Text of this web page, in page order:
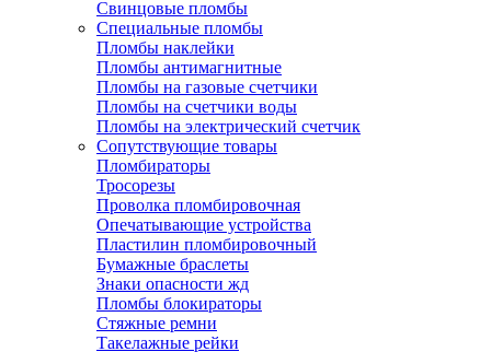
Свинцовые пломбы
Специальные пломбы
Пломбы наклейки
Пломбы антимагнитные
Пломбы на газовые счетчики
Пломбы на счетчики воды
Пломбы на электрический счетчик
Сопутствующие товары
Пломбираторы
Тросорезы
Проволка пломбировочная
Опечатывающие устройства
Пластилин пломбировочный
Бумажные браслеты
Знаки опасности жд
Пломбы блокираторы
Стяжные ремни
Такелажные рейки